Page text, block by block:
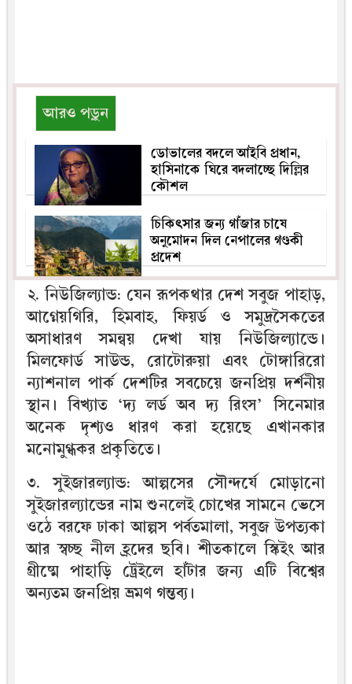
আরও পড়ুন
ডোভালের বদলে আইবি প্রধান,
হাসিনাকে ঘিরে বদলাচ্ছে দিল্লির
কৌশল
চিকিৎসার জন্য গাঁজার চাষে
অনুমোদন দিল নেপালের গণ্ডকী
প্রদেশ
২. নিউজিল্যান্ড: যেন রূপকথার দেশ সবুজ পাহাড়,
আগ্নেয়গিরি, হিমবাহ, ফিয়র্ড ও সমুদ্রসৈকতের
অসাধারণ সমন্বয় দেখা যায় নিউজিল্যান্ডে।
মিলফোর্ড সাউন্ড, রোটোরুয়া এবং টোঙ্গারিরো
ন্যাশনাল পার্ক দেশটির সবচেয়ে জনপ্রিয় দর্শনীয়
স্থান। বিখ্যাত ‘দ্য লর্ড অব দ্য রিংস’ সিনেমার
অনেক দৃশ্যও ধারণ করা হয়েছে এখানকার
মনোমুগ্ধকর প্রকৃতিতে।
৩. সুইজারল্যান্ড: আল্পসের সৌন্দর্যে মোড়ানো
সুইজারল্যান্ডের নাম শুনলেই চোখের সামনে ভেসে
ওঠে বরফে ঢাকা আল্পস পর্বতমালা, সবুজ উপত্যকা
আর স্বচ্ছ নীল হ্রদের ছবি। শীতকালে স্কিইং আর
গ্রীষ্মে পাহাড়ি ট্রেইলে হাঁটার জন্য এটি বিশ্বের
অন্যতম জনপ্রিয় ভ্রমণ গন্তব্য।